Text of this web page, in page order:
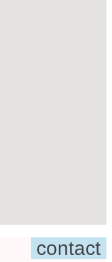
contact